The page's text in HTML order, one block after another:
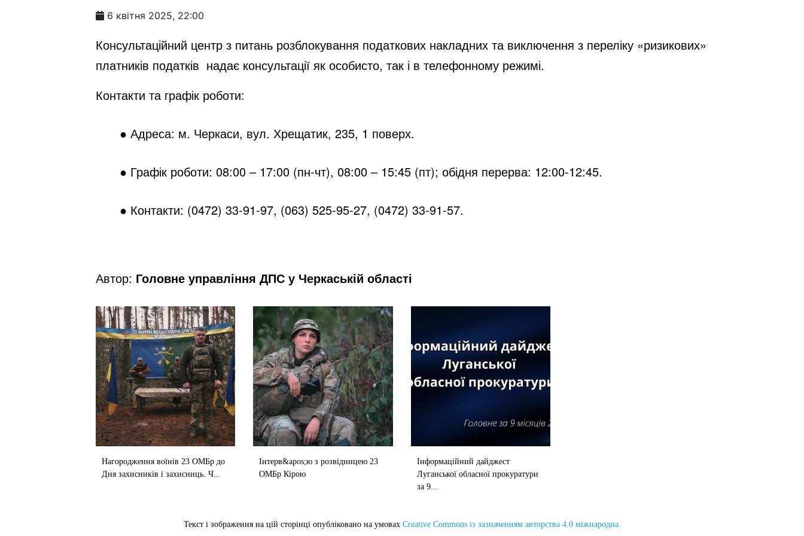
d
6 квітня 2025, 22:00
Консультаційний центр з питань розблокування податкових накладних та виключення з переліку «ризикових»
платників податків надає консультації як особисто, так і в телефонному режимі.
Контакти та графік роботи:
● Адреса: м. Черкаси, вул. Хрещатик, 235, 1 поверх.
● Графік роботи: 08:00 – 17:00 (пн-чт), 08:00 – 15:45 (пт); обідня перерва: 12:00-12:45.
● Контакти: (0472) 33-91-97, (063) 525-95-27, (0472) 33-91-57.
Автор: Головне управління ДПС у Черкаській області
Нагородження воїнів 23 ОМБр до
Дня захисників і захисниць. Ч...
Інтерв&apos;ю з розвідницею 23
ОМБр Кірою
Інформаційний дайджест
Луганської обласної прокуратури
за 9...
Текст і зображення на цій сторінці опубліковано на умовах Creative Commons із зазначенням авторства 4.0 міжнародна.